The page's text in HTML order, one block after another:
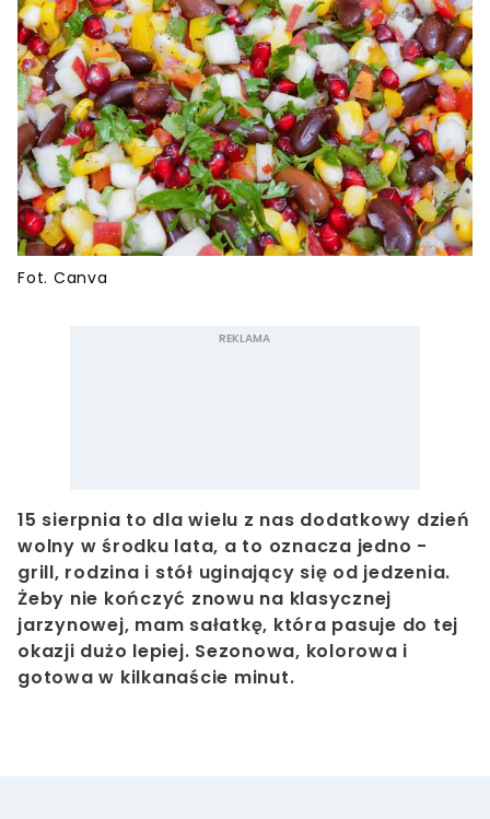
Fot. Canva
15 sierpnia to dla wielu z nas dodatkowy dzień
wolny w środku lata, a to oznacza jedno -
grill, rodzina i stół uginający się od jedzenia.
Żeby nie kończyć znowu na klasycznej
jarzynowej, mam sałatkę, która pasuje do tej
okazji dużo lepiej. Sezonowa, kolorowa i
gotowa w kilkanaście minut.